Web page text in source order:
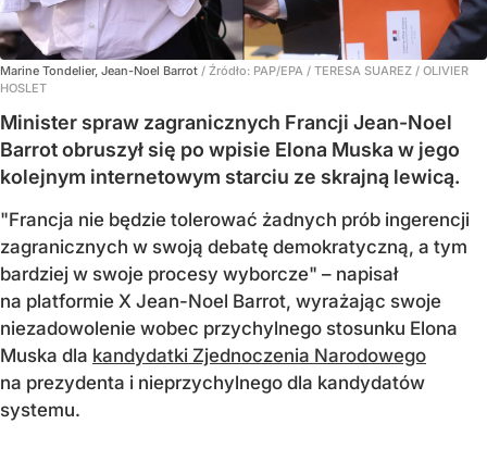
Marine Tondelier, Jean-Noel Barrot / Źródło: PAP/EPA / TERESA SUAREZ / OLIVIER
HOSLET
Minister spraw zagranicznych Francji Jean-Noel
Barrot obruszył się po wpisie Elona Muska w jego
kolejnym internetowym starciu ze skrajną lewicą.
"Francja nie będzie tolerować żadnych prób ingerencji
zagranicznych w swoją debatę demokratyczną, a tym
bardziej w swoje procesy wyborcze" – napisał
na platformie X Jean-Noel Barrot, wyrażając swoje
niezadowolenie wobec przychylnego stosunku Elona
Muska dla kandydatki Zjednoczenia Narodowego
na prezydenta i nieprzychylnego dla kandydatów
systemu.